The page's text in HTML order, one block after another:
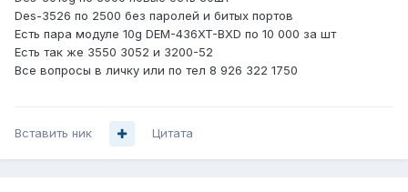
Des-3526 по 2500 без паролей и битых портов
Есть пара модуле 10g DEM-436XT-BXD по 10 000 за шт
Есть так же 3550 3052 и 3200-52
Все вопросы в личку или по тел 8 926 322 1750
Вставить ник Цитата